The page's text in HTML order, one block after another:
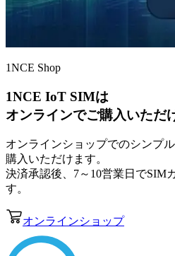
1NCE Shop
1NCE IoT SIMは
オンラインでご購入いただ
オンラインショップでのシンプ
購入いただけます。
決済承認後、7～10営業日でSIM
す。
オンラインショップ